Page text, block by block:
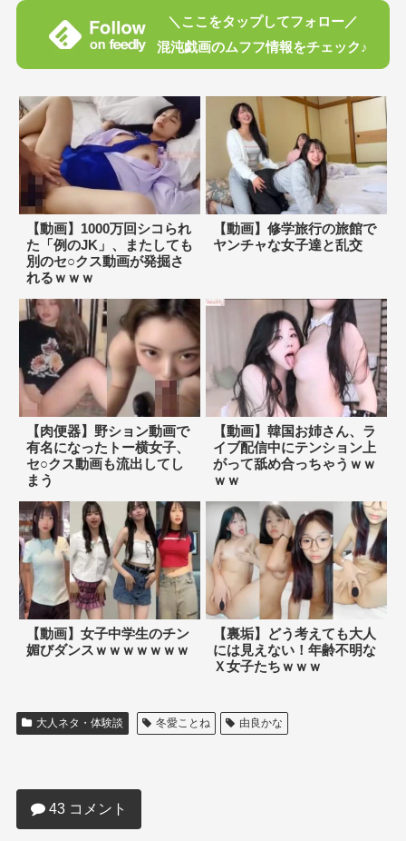
＼ここをタップしてフォロー／
混沌戯画のムフフ情報をチェック♪
【動画】1000万回シコられ
た「例のJK」、またしても
別のセ○クス動画が発掘さ
れるｗｗｗ
【動画】修学旅行の旅館で
ヤンチャな女子達と乱交
【肉便器】野ション動画で
有名になったトー横女子、
セ○クス動画も流出してし
まう
【動画】韓国お姉さん、ラ
イブ配信中にテンション上
がって舐め合っちゃうｗｗ
ｗｗ
【動画】女子中学生のチン
媚びダンスｗｗｗｗｗｗｗ
【裏垢】どう考えても大人
には見えない！年齢不明な
Ｘ女子たちｗｗｗ
大人ネタ・体験談 冬愛ことね 由良かな
な作品になる…
43 コメント